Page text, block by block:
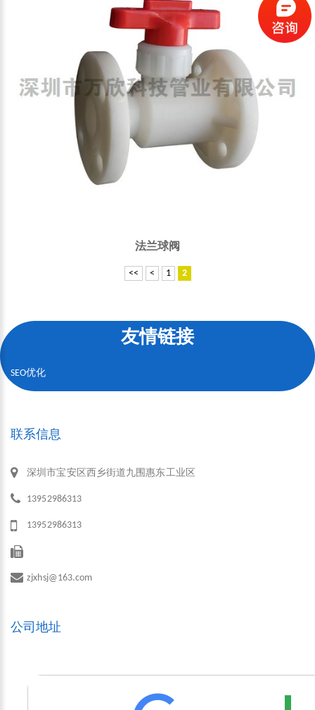
法兰球阀
<< < 1 2
友情链接
SEO优化
联系信息
深圳市宝安区西乡街道九围惠东工业区
13952986313
13952986313
zjxhsj@163.com
公司地址